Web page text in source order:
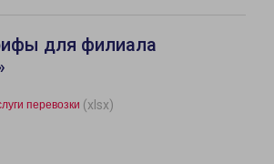
для филиала
перевозки (xlsx)